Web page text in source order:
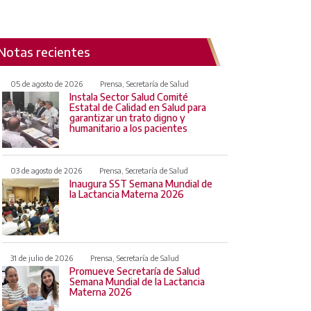
recientes
05 de agosto de 2026 Prensa, Secretaría de Salud
Instala Sector Salud Comité
Estatal de Calidad en Salud para
garantizar un trato digno y
humanitario a los pacientes
03 de agosto de 2026 Prensa, Secretaría de Salud
Inaugura SST Semana Mundial de
la Lactancia Materna 2026
31 de julio de 2026 Prensa, Secretaría de Salud
Promueve Secretaría de Salud
Semana Mundial de la Lactancia
Materna 2026